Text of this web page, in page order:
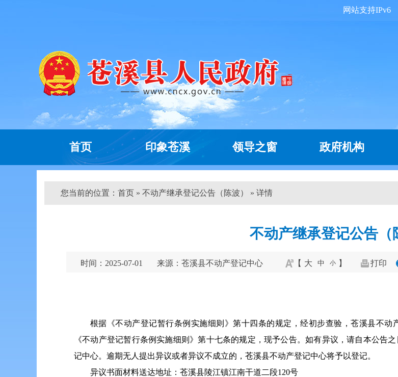
网站支持IPv6
首页 印象苍溪 领导之窗 政府机构
您当前的位置： 首页 » 不动产继承登记公告（陈波） » 详情
不动产继承登记公告（
时间：2025-07-01 来源：苍溪县不动产登记中心 【 大 中 小 】 打印
根据《不动产登记暂行条例实施细则》第十四条的规定，经初步查验，苍溪县不
《不动产登记暂行条例实施细则》第十七条的规定，现予公告。如有异议，请自本公告
记中心。逾期无人提出异议或者异议不成立的，苍溪县不动产登记中心将予以登记。
异议书面材料送达地址：苍溪县陵江镇江南干道二段120号